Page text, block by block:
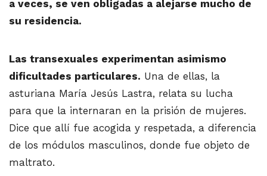
a veces, se ven obligadas a alejarse mucho de
su residencia.
Las transexuales experimentan asimismo
dificultades particulares. Una de ellas, la
asturiana María Jesús Lastra, relata su lucha
para que la internaran en la prisión de mujeres.
Dice que allí fue acogida y respetada, a diferencia
de los módulos masculinos, donde fue objeto de
maltrato.